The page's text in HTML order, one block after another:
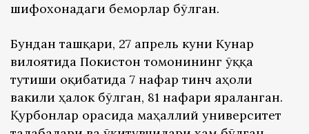
шифохонадаги беморлар бўлган.
Бундан ташқари, 27 апрель куни Кунар
вилоятида Покистон томонининг ўққа
тутиши оқибатида 7 нафар тинч аҳоли
вакили ҳалок бўлган, 81 нафари яраланган.
Қурбонлар орасида маҳаллий университет